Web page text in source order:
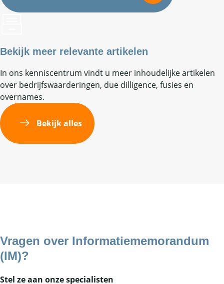
Bekijk meer relevante artikelen
In ons kenniscentrum vindt u meer inhoudelijke artikelen
over bedrijfswaarderingen, due dilligence, fusies en
overnames.
Bekijk alles
Vragen over Informatiememorandum
(IM)?
Stel ze aan onze specialisten